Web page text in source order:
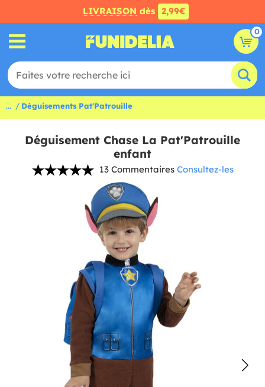
LIVRAISON dès 2,99€
0
... Déguisements Pat'Patrouille
Déguisement Chase La Pat'Patrouille
enfant
13 Commentaires Consultez-les